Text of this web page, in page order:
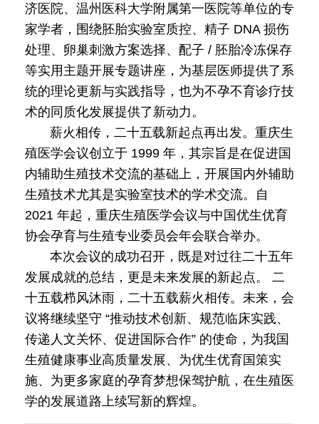
济医院、温州医科大学附属第一医院等单位的专
家学者，围绕胚胎实验室质控、精子 DNA 损伤
处理、卵巢刺激方案选择、配子 / 胚胎冷冻保存
等实用主题开展专题讲座，为基层医师提供了系
统的理论更新与实践指导，也为不孕不育诊疗技
术的同质化发展提供了新动力。
薪火相传，二十五载新起点再出发。重庆生
殖医学会议创立于 1999 年，其宗旨是在促进国
内辅助生殖技术交流的基础上，开展国内外辅助
生殖技术尤其是实验室技术的学术交流。自
2021 年起，重庆生殖医学会议与中国优生优育
协会孕育与生殖专业委员会年会联合举办。
本次会议的成功召开，既是对过往二十五年
发展成就的总结，更是未来发展的新起点。 二
十五载栉风沐雨，二十五载薪火相传。未来，会
议将继续坚守 “推动技术创新、规范临床实践、
传递人文关怀、促进国际合作” 的使命，为我国
生殖健康事业高质量发展、为优生优育国策实
施、为更多家庭的孕育梦想保驾护航，在生殖医
学的发展道路上续写新的辉煌。